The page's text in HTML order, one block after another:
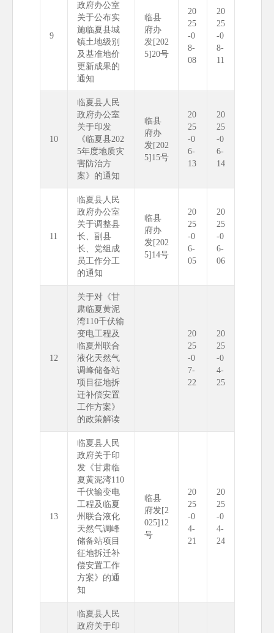
9
政府办公室
关于公布实
施临夏县城
镇土地级别
及基准地价
更新成果的
通知
临县
府办
发[202
5]20号
20
25
-0
8-
08
20
25
-0
8-
11
10
临夏县人民
政府办公室
关于印发
《临夏县202
5年度地质灾
害防治方
案》的通知
临县
府办
发[202
5]15号
20
25
-0
6-
13
20
25
-0
6-
14
11
临夏县人民
政府办公室
关于调整县
长、副县
长、党组成
员工作分工
的通知
临县
府办
发[202
5]14号
20
25
-0
6-
05
20
25
-0
6-
06
12
关于对《甘
肃临夏黄泥
湾110千伏输
变电工程及
临夏州联合
液化天然气
调峰储备站
项目征地拆
迁补偿安置
工作方案》
的政策解读
20
25
-0
7-
22
20
25
-0
4-
25
13
临夏县人民
政府关于印
发《甘肃临
夏黄泥湾110
千伏输变电
工程及临夏
州联合液化
天然气调峰
储备站项目
征地拆迁补
偿安置工作
方案》的通
知
临县
府发[2
025]12
号
20
25
-0
4-
21
20
25
-0
4-
24
临夏县人民
政府关于印